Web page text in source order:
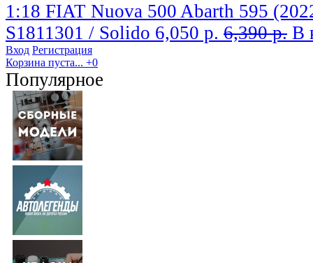
1:18 FIAT Nuova 500 Abarth 595
S1811301 / Solido 6,050 р. 6,390 р. В
Вход Регистрация
Корзина пуста... +0
Популярное